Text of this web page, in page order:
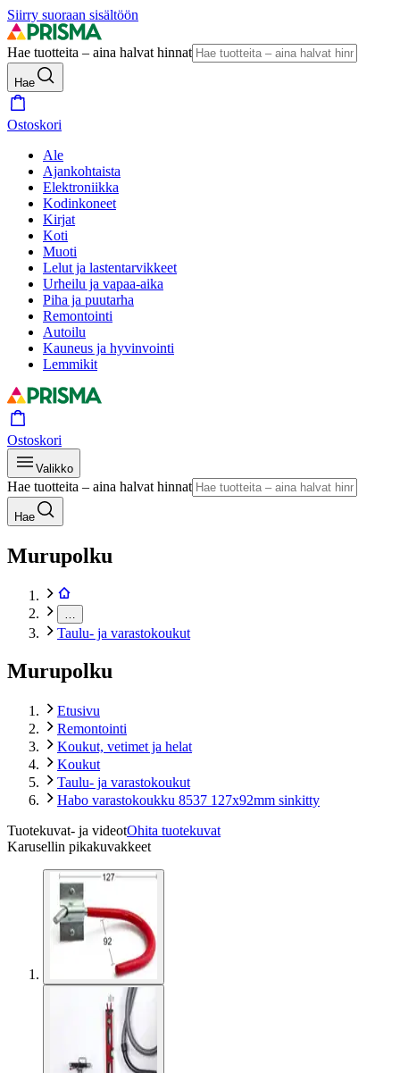
Siirry suoraan sisältöön
Hae tuotteita – aina halvat hinnat
Hae
Ostoskori
Ale
Ajankohtaista
Elektroniikka
Kodinkoneet
Kirjat
Koti
Muoti
Lelut ja lastentarvikkeet
Urheilu ja vapaa-aika
Piha ja puutarha
Remontointi
Autoilu
Kauneus ja hyvinvointi
Lemmikit
Ostoskori
Valikko
Hae tuotteita – aina halvat hinnat
Hae
Murupolku
Taulu- ja varastokoukut
Murupolku
Etusivu
Remontointi
Koukut, vetimet ja helat
Koukut
Taulu- ja varastokoukut
Habo varastokoukku 8537 127x92mm sinkitty
Tuotekuvat- ja videotOhita tuotekuvat
Karusellin pikakuvakkeet